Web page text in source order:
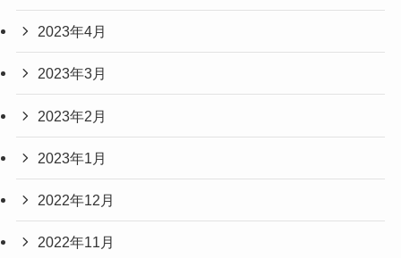
2023年4月
2023年3月
2023年2月
2023年1月
2022年12月
2022年11月